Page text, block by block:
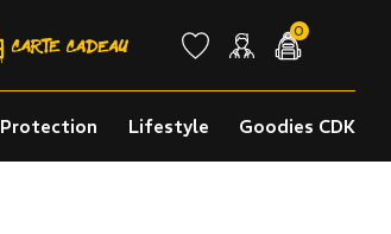
0
Protection Lifestyle Goodies CDK